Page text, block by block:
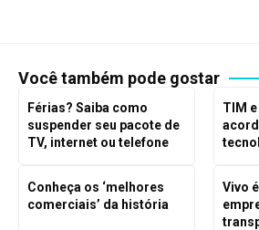
Você também pode gostar
Férias? Saiba como
suspender seu pacote de
TV, internet ou telefone
TIM
Conheça os ‘melhores
comerciais’ da história
Vivo